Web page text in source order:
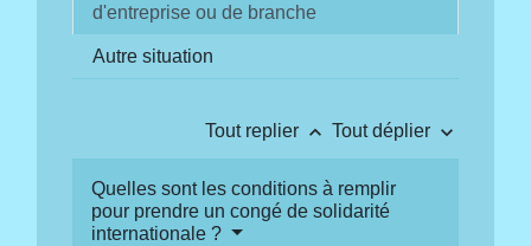
d'entreprise ou de branche
Autre situation
Tout replier keyboard_arrow_up Tout déplier keyboard_arrow_down
Quelles sont les conditions à remplir
pour prendre un congé de solidarité
internationale ?